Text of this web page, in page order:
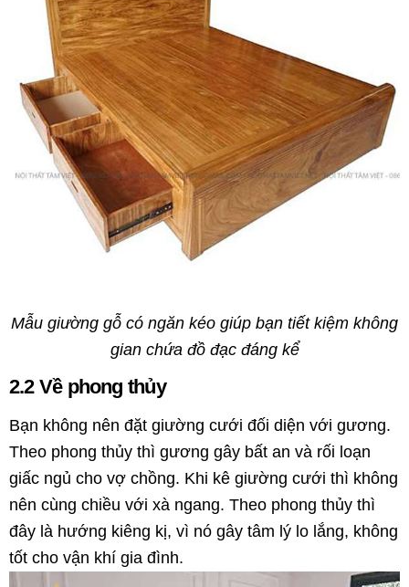
Mẫu giường gỗ có ngăn kéo giúp bạn tiết kiệm không
gian chứa đồ đạc đáng kể
2.2 Về phong thủy
Bạn không nên đặt giường cưới đối diện với gương.
Theo phong thủy thì gương gây bất an và rối loạn
giấc ngủ cho vợ chồng. Khi kê giường cưới thì không
nên cùng chiều với xà ngang. Theo phong thủy thì
đây là hướng kiêng kị, vì nó gây tâm lý lo lắng, không
tốt cho vận khí gia đình.